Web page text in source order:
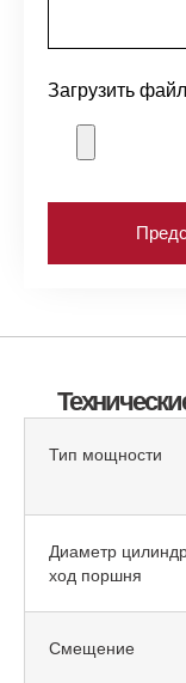
Загрузить файл
Тип мощности
Диаметр
ход поршня
Смещение